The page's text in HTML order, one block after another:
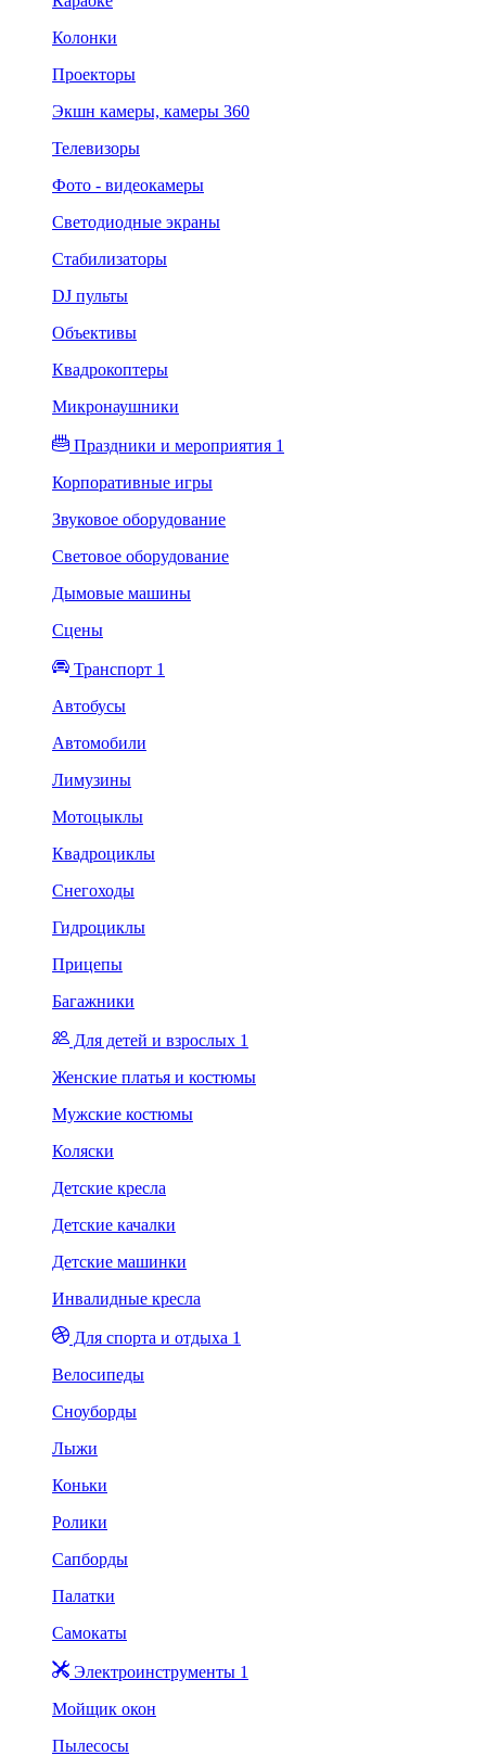
Колонки
Проекторы
Экшн камеры, камеры 360
Телевизоры
Фото - видеокамеры
Светодиодные экраны
Стабилизаторы
DJ пульты
Объективы
Квадрокоптеры
Микронаушники
Праздники и мероприятия 1
Корпоративные игры
Звуковое оборудование
Световое оборудование
Дымовые машины
Сцены
Транспорт 1
Автобусы
Автомобили
Лимузины
Мотоцыклы
Квадроциклы
Снегоходы
Гидроциклы
Прицепы
Багажники
Для детей и взрослых 1
Женские платья и костюмы
Мужские костюмы
Коляски
Детские кресла
Детские качалки
Детские машинки
Инвалидные кресла
Для спорта и отдыха 1
Велосипеды
Сноуборды
Лыжи
Коньки
Ролики
Сапборды
Палатки
Самокаты
Электроинструменты 1
Мойщик окон
Пылесосы